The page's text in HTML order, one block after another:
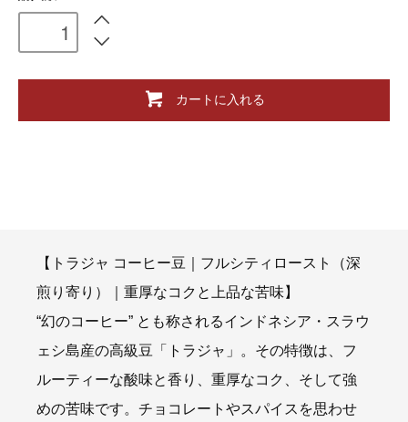
カートに入れる
【トラジャ コーヒー豆｜フルシティロースト（深
煎り寄り）｜重厚なコクと上品な苦味】
“幻のコーヒー” とも称されるインドネシア・スラウ
ェシ島産の高級豆「トラジャ」。その特徴は、フ
ルーティーな酸味と香り、重厚なコク、そして強
めの苦味です。チョコレートやスパイスを思わせ